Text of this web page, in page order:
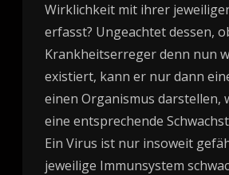
Wirklichkeit mit ihrer
erfasst? Ungeachtet dessen,
Krankheitserreger denn nun
existiert, kann er nur dann
einen Organismus darstellen,
eine entsprechende
Ein Virus ist nur insoweit
jeweilige Immunsystem